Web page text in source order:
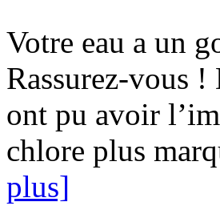
Votre eau a un
Rassurez-vous !
ont pu avoir
chlore plus
plus]